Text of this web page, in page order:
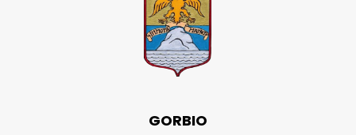
GORBIO